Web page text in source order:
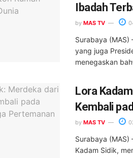
Ibadah
by MAS TV
Surabaya (MAS)
yang juga
menegaskan
Lora
Kembali
by MAS TV
Surabaya (MAS)
Kadam Sidik,